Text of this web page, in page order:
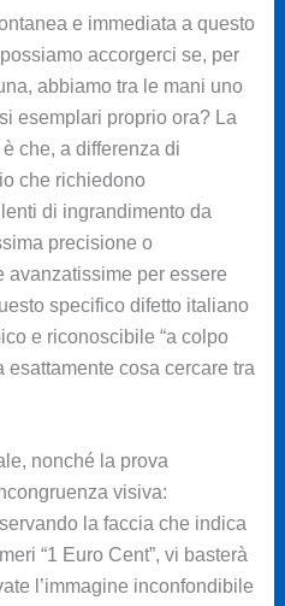
e immediata a questo
accorgerci se, per
abbiamo tra le mani uno
esemplari proprio ora? La
che, a differenza di
che richiedono
di ingrandimento da
precisione o
avanzatissime per essere
specifico difetto italiano
e riconoscibile “a colpo
esattamente cosa cercare tra
nonché la prova
visiva:
la faccia che indica
“1 Euro Cent”, vi basterà
l’immagine inconfondibile